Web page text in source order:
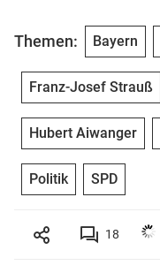
Themen: Bayern
Franz-Josef Strauß
Hubert Aiwanger
Politik SPD
18